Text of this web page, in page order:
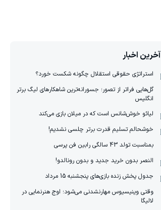
آخرین اخبار
استراتژی حقوقی استقلال چگونه شکست خورد؟
گل‌هایی فراتر از تصور؛ جسورانه‌ترین شاهکارهای لیگ برتر
انگلیس
لیائو خوش‌شانس است که در میلان بازی می‌کند
خوشحالم تسلیم قدرت برتر چلسی نشدیم!
بمناسبت تولد 43 سالگی رابین فن پرسی
النصر بدون خرید جدید و بدون رونالدو!
جدول پخش زنده بازی‌های پنجشنبه 15 مرداد
وقتی وینیسیوس مهارنشدنی می‌شود؛ اوج هنرنمایی در
لالیگا